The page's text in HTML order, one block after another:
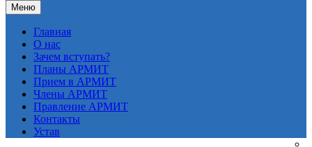
Меню
Главная
О нас
Зачем вступать?
Планы АРМИТ
Прием в АРМИТ
Члены АРМИТ
Правление АРМИТ
Контакты
Устав